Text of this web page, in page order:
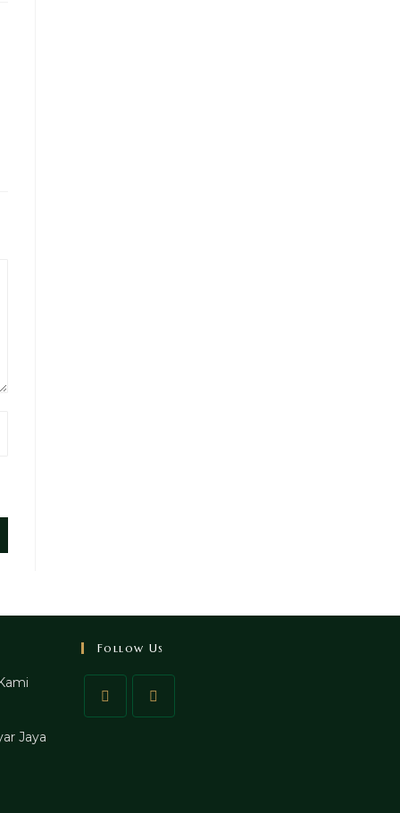
Jaya
Follow Us